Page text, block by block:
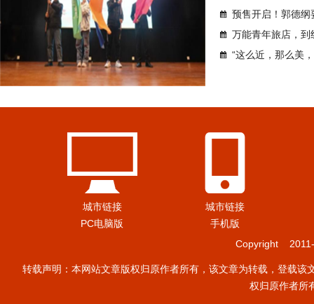
预售开启！郭德纲
万能青年旅店，到
“这么近，那么美
城市链接
PC电脑版
城市链接
手机版
Copyright
转载声明：本网站文章版权归原作者所有，该文章为转载，登载
权归原作者所